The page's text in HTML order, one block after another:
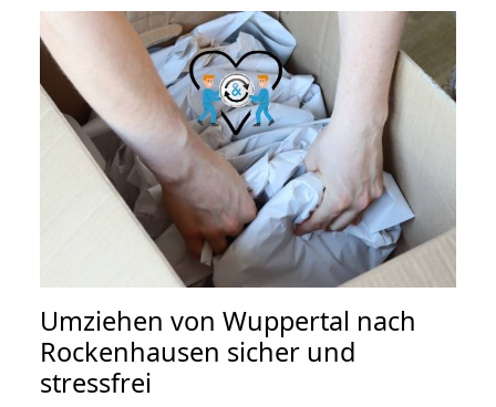
Umziehen von Wuppertal nach
Rockenhausen sicher und
stressfrei